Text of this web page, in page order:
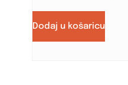
Dodaj u košaricu